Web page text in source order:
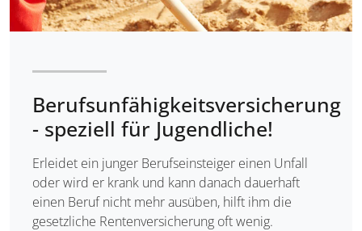
Berufsunfähigkeitsversicherung
- speziell für Jugendliche!
Erleidet ein junger Berufseinsteiger einen Unfall
oder wird er krank und kann danach dauerhaft
einen Beruf nicht mehr ausüben, hilft ihm die
gesetzliche Rentenversicherung oft wenig.